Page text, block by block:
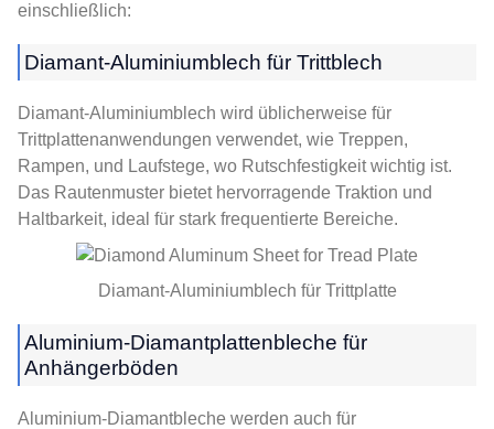
einschließlich:
Diamant-Aluminiumblech für Trittblech
Diamant-Aluminiumblech wird üblicherweise für
Trittplattenanwendungen verwendet, wie Treppen,
Rampen, und Laufstege, wo Rutschfestigkeit wichtig ist.
Das Rautenmuster bietet hervorragende Traktion und
Haltbarkeit, ideal für stark frequentierte Bereiche.
Diamant-Aluminiumblech für Trittplatte
Aluminium-Diamantplattenbleche für
Anhängerböden
Aluminium-Diamantbleche werden auch für